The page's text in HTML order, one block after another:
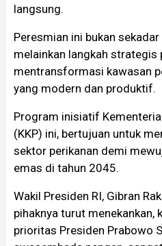
langsung.
Peresmian ini bukan
melainkan langkah strategis
mentransformasi kawasan
yang modern dan produktif.
Program inisiatif
(KKP) ini, bertujuan untuk
sektor perikanan demi
emas di tahun 2045.
Wakil Presiden RI, Gibran
pihaknya turut menekankan,
prioritas Presiden Prabowo